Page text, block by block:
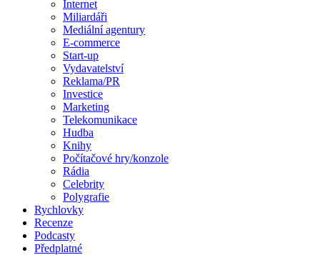
Internet
Miliardáři
Mediální agentury
E-commerce
Start-up
Vydavatelství
Reklama/PR
Investice
Marketing
Telekomunikace
Hudba
Knihy
Počítačové hry/konzole
Rádia
Celebrity
Polygrafie
Rychlovky
Recenze
Podcasty
Předplatné